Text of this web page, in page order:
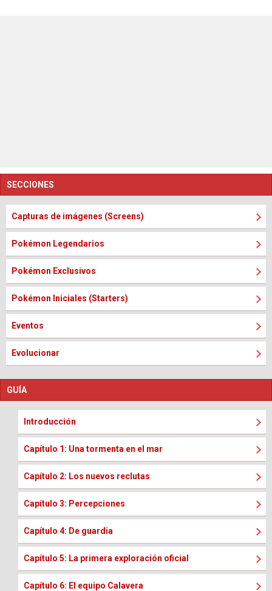
SECCIONES
Capturas de imágenes (Screens)
Pokémon Legendarios
Pokémon Exclusivos
Pokémon Iniciales (Starters)
Eventos
Evolucionar
GUÍA
Introducción
Capítulo 1: Una tormenta en el mar
Capítulo 2: Los nuevos reclutas
Capítulo 3: Percepciones
Capítulo 4: De guardia
Capítulo 5: La primera exploración oficial
Capítulo 6: El equipo Calavera